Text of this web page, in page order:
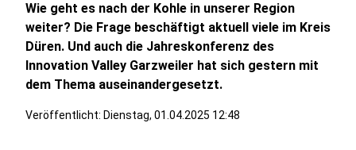
Wie geht es nach der Kohle in unserer Region
weiter? Die Frage beschäftigt aktuell viele im Kreis
Düren. Und auch die Jahreskonferenz des
Innovation Valley Garzweiler hat sich gestern mit
dem Thema auseinandergesetzt.
Veröffentlicht: Dienstag, 01.04.2025 12:48